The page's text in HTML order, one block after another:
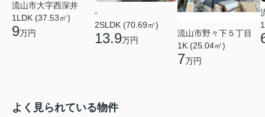
流山市大字西深井
1LDK (37.53㎡)
9万円
-
2SLDK (70.69㎡)
13.9万円
流山市野々下５丁目
1K (25.04㎡)
7万円
よく見られている物件